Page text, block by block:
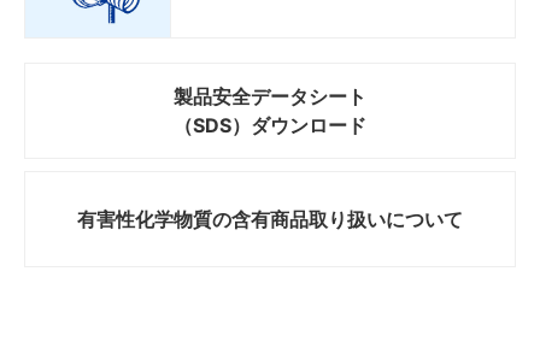
製品安全データシート
（SDS）ダウンロード
有害性化学物質の含有商品取り扱いについて